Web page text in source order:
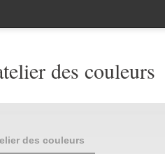
des couleurs
des couleurs